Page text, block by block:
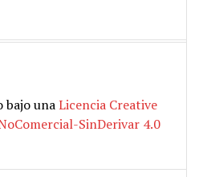
bajo unaLicencia Creative
SinDerivar 4.0